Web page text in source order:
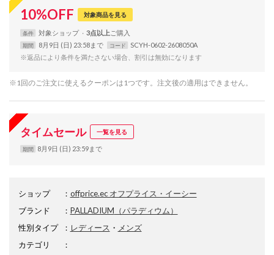
10%OFF 対象商品を見る
条件 対象ショップ 3点以上
期間 8月9日 (日) 23:58まで コード
SCYH-0602-2608050A
※返品により条件を満たさない場合、割引は無効になります
※1回のご注文に使えるクーポンは1つです。注文後の適用はできません。
タイムセール 一覧を見る
期間 8月9日 (日) 23:59まで
ショップ ： offprice.ec オフプライス・イーシー
ブランド
： PALLADIUM （パラディウム）
性別タイプ
： レディース ・ メンズ
カテゴリ
：